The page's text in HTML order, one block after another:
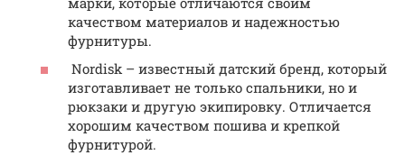
качеством материалов и надежностью
фурнитуры.
Nordisk – известный датский бренд, который
изготавливает не только спальники, но и
рюкзаки и другую экипировку. Отличается
хорошим качеством пошива и крепкой
фурнитурой.